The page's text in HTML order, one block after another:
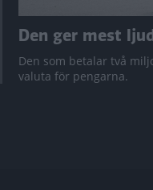
Den ger mest
Den som betalar två
valuta för pengarna.